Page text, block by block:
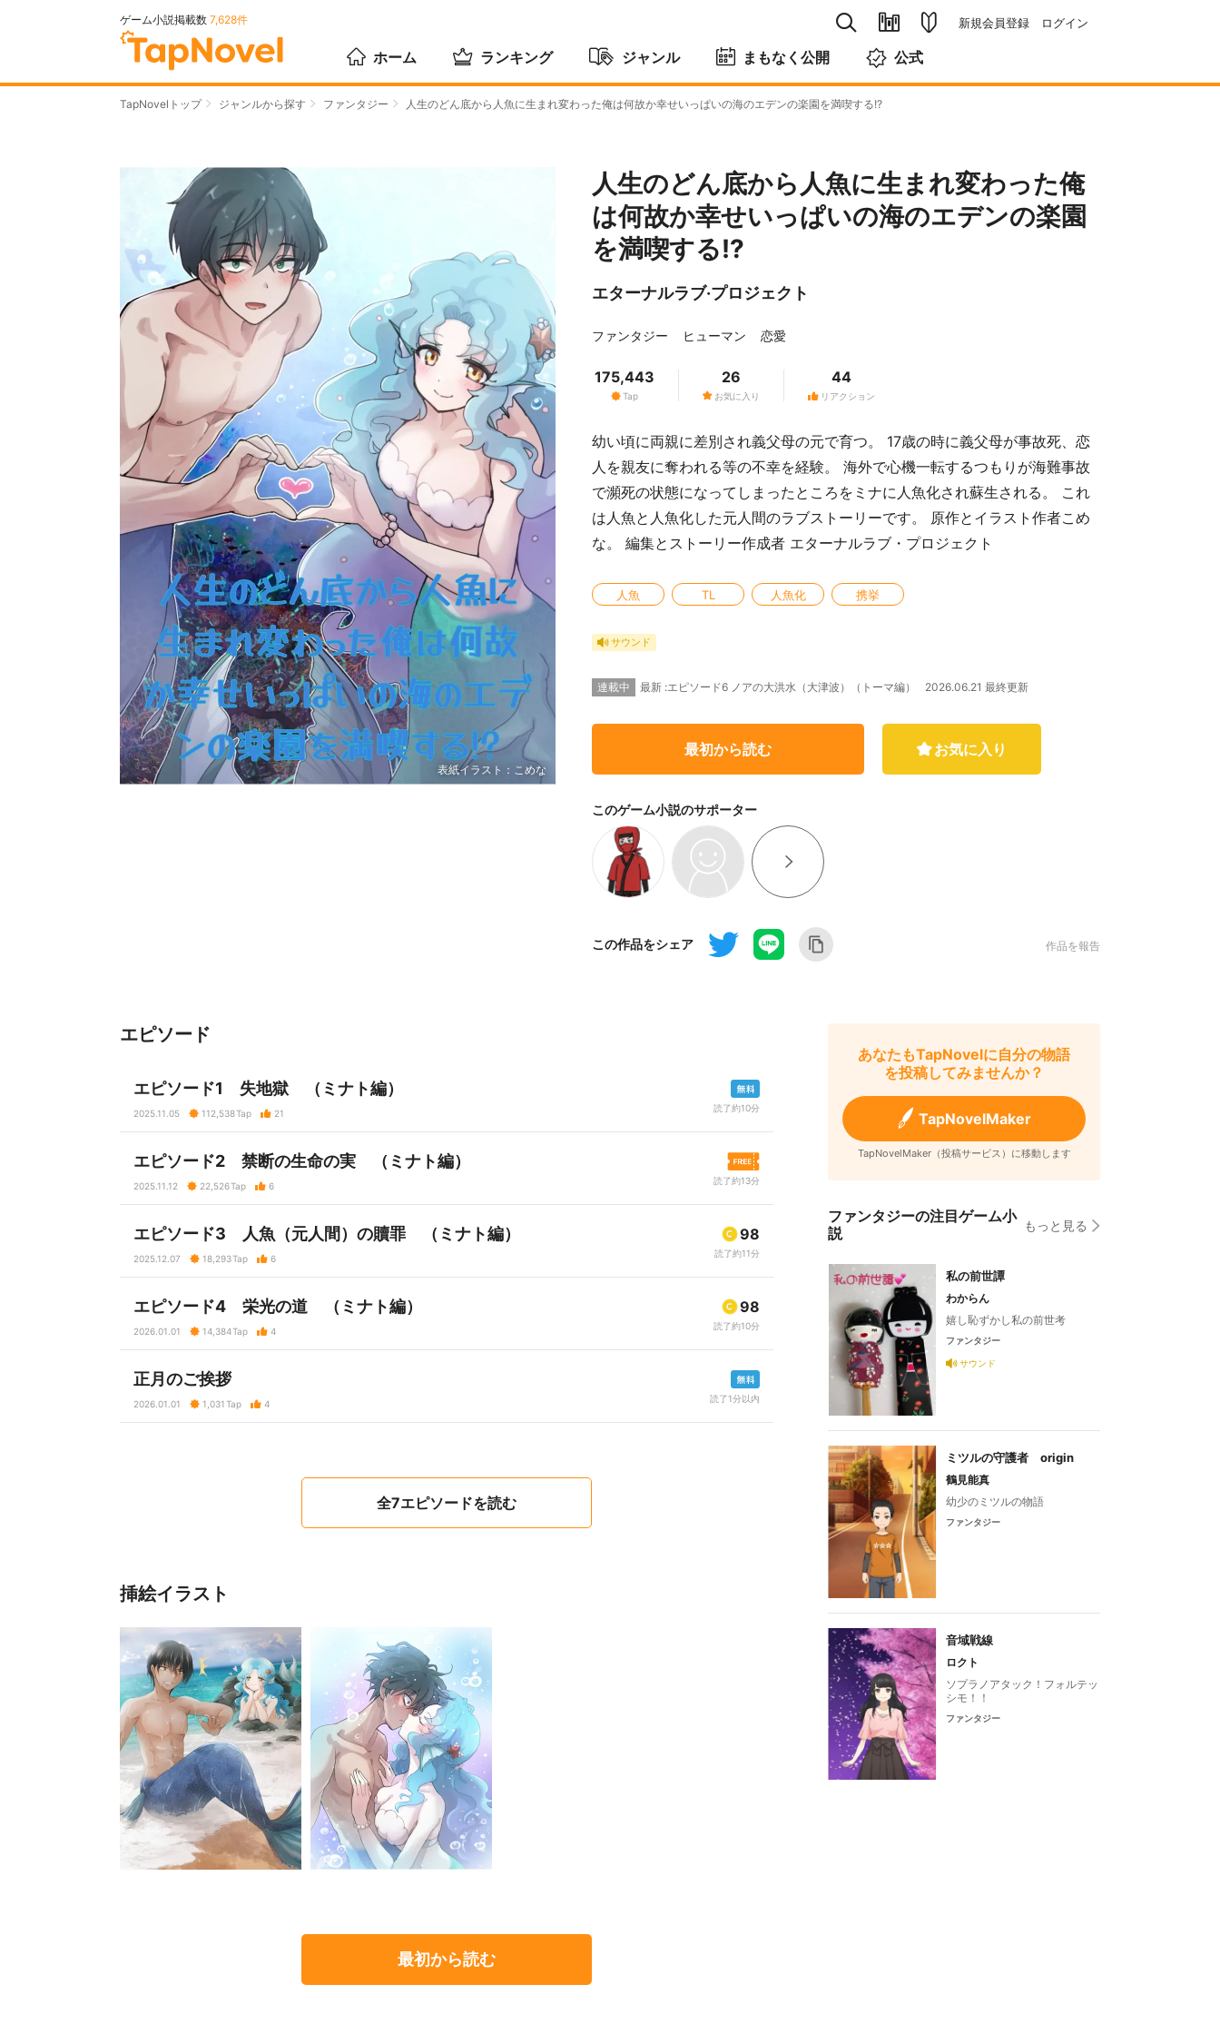
ゲーム小説掲載数 7,628件 新規会員登録 ログイン
ホーム ランキング ジャンル まもなく公開 公式
TapNovelトップ ジャンルから探す ファンタジー 人生のどん底から人魚に生まれ変わった俺は何故か幸せいっぱいの海のエデンの楽園を満喫する!?
表紙イラスト：こめな
人生のどん底から人魚に生まれ変わった俺
は何故か幸せいっぱいの海のエデンの楽園
を満喫する!?
エターナルラブ·プロジェクト
ファンタジー ヒューマン 恋愛
Tap
175,443
お気に入り
26
リアクション
44
幼い頃に両親に差別され義父母の元で育つ。 17歳の時に義父母が事故死、恋
人を親友に奪われる等の不幸を経験。 海外で心機一転するつもりが海難事故
で瀕死の状態になってしまったところをミナに人魚化され蘇生される。 これ
は人魚と人魚化した元人間のラブストーリーです。 原作とイラスト作者こめ
な。 編集とストーリー作成者 エターナルラブ・プロジェクト
人魚 TL 人魚化 携挙
サウンド
連載中 最新 :エピソード6 ノアの大洪水（大津波）（トーマ編） 2026.06.21 最終更新
最初から読む お気に入り
このゲーム小説のサポーター
この作品をシェア 作品を報告
エピソード
エピソード1 失地獄 （ミナト編）
2025.11.05 112,538Tap 21
読了約10分
エピソード2 禁断の生命の実 （ミナト編）
2025.11.12 22,526Tap 6
読了約13分
エピソード3 人魚（元人間）の贖罪 （ミナト編）
2025.12.07 18,293Tap 6
98
読了約11分
エピソード4 栄光の道 （ミナト編）
2026.01.01 14,384Tap 4
98
読了約10分
正月のご挨拶
2026.01.01 1,031Tap 4
読了1分以内
全7エピソードを読む
挿絵イラスト
最初から読む
あなたもTapNovelに自分の物語
を投稿してみませんか？
TapNovelMaker
TapNovelMaker（投稿サービス）に移動します
ファンタジーの注目ゲーム小
説
もっと見る
私の前世譚
わからん
嬉し恥ずかし私の前世考
ファンタジー
サウンド
ミツルの守護者 origin
鶴見能真
幼少のミツルの物語
ファンタジー
音域戦線
ロクト
ソプラノアタック！フォルテッ
シモ！！
ファンタジー